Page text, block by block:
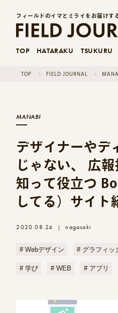
フィールドのイマとミライをお届けす
TOP HATARAKU TSUKURU
TOP FIELD JOURNAL
MANABI
デザイナーやデ
じゃない、 広
知って役立つ
してる）サイト
2020.08.24 nagasaki
Webデザイン グラフィッ
学び WEB アプリ